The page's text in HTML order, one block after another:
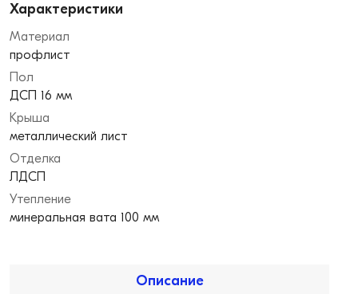
Характеристики
Материал
профлист
Пол
ДСП 16 мм
Крыша
металлический лист
Отделка
ЛДСП
Утепление
минеральная вата 100 мм
Описание